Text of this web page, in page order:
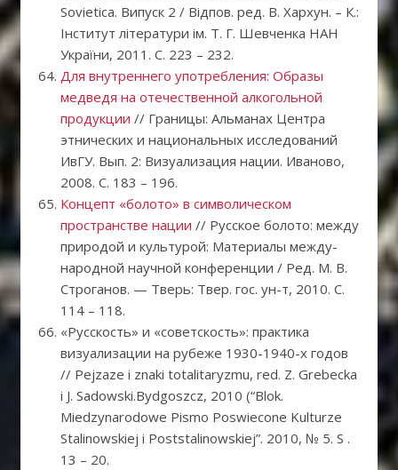
Sovietica. Випуск 2 / Відпов. ред. В. Хархун. – К.:
Інститут літератури ім. Т. Г. Шевченка НАН
України, 2011. С. 223 – 232.
Для внутреннего употребления: Образы
медведя на отечественной алкогольной
продукции // Границы: Альманах Центра
этнических и национальных исследований
ИвГУ. Вып. 2: Визуализация нации. Иваново,
2008. С. 183 – 196.
Концепт «болото» в символическом
пространстве нации // Русское болото: между
природой и культурой: Материалы между-
народной научной конференции / Ред. М. В.
Строганов. — Тверь: Твер. гос. ун-т, 2010. С.
114 – 118.
«Русскость» и «советскость»: практика
визуализации на рубеже 1930-1940-х годов
// Pejzaze i znaki totalitaryzmu, red. Z. Grebecka
i J. Sadowski.Bydgoszcz, 2010 (“Blok.
Miedzynarodowe Pismo Poswiecone Kulturze
Stalinowskiej i Poststalinowskiej”. 2010, № 5. S .
13 – 20.